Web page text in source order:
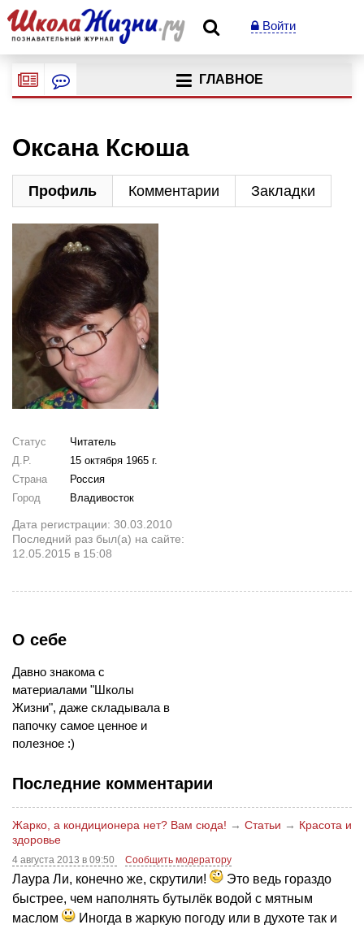
Войти
ГЛАВНОЕ
Оксана Ксюша
Профиль Комментарии Закладки
Статус
Читатель
Д.Р.
15 октября 1965 г.
Страна
Россия
Город
Владивосток
Дата регистрации: 30.03.2010
Последний раз был(а) на сайте:
12.05.2015 в 15:08
О себе
Давно знакома с
материалами "Школы
Жизни", даже складывала в
папочку самое ценное и
полезное :)
Последние комментарии
Жарко, а кондиционера нет? Вам сюда! → Статьи → Красота и
здоровье
4 августа 2013 в 09:50 Сообщить модератору
Лаура Ли, конечно же, скрутили!
Это ведь гораздо
быстрее, чем наполнять бутылёк водой с мятным
маслом
Иногда в жаркую погоду или в духоте так и